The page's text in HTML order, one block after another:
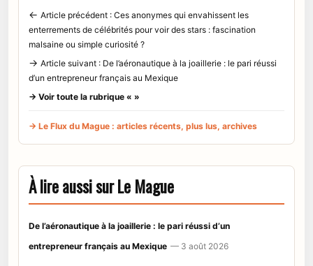
← Article précédent : Ces anonymes qui envahissent les
enterrements de célébrités pour voir des stars : fascination
malsaine ou simple curiosité ?
→ Article suivant : De l’aéronautique à la joaillerie : le pari réussi
d’un entrepreneur français au Mexique
→ Voir toute la rubrique « »
→ Le Flux du Mague : articles récents, plus lus, archives
À lire aussi sur Le Mague
De l’aéronautique à la joaillerie : le pari réussi d’un
entrepreneur français au Mexique — 3 août 2026